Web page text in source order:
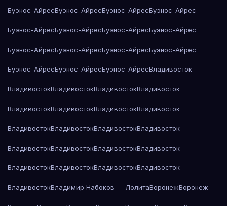
Буэнос-АйресБуэнос-АйресБуэнос-АйресБуэнос-Айрес
Буэнос-АйресБуэнос-АйресБуэнос-АйресБуэнос-Айрес
Буэнос-АйресБуэнос-АйресБуэнос-АйресБуэнос-Айрес
Буэнос-АйресБуэнос-АйресБуэнос-АйресВладивосток
ВладивостокВладивостокВладивостокВладивосток
ВладивостокВладивостокВладивостокВладивосток
ВладивостокВладивостокВладивостокВладивосток
ВладивостокВладивостокВладивостокВладивосток
ВладивостокВладивостокВладивостокВладивосток
ВладивостокВладимир Набоков — ЛолитаВоронежВоронеж